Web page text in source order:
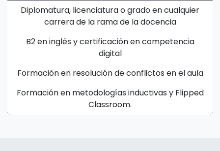
Diplomatura, licenciatura o grado en cualquier
carrera de la rama de la docencia
B2 en inglés y certificación en competencia
digital
Formación en resolución de conflictos en el aula
Formación en metodologías inductivas y Flipped
Classroom.